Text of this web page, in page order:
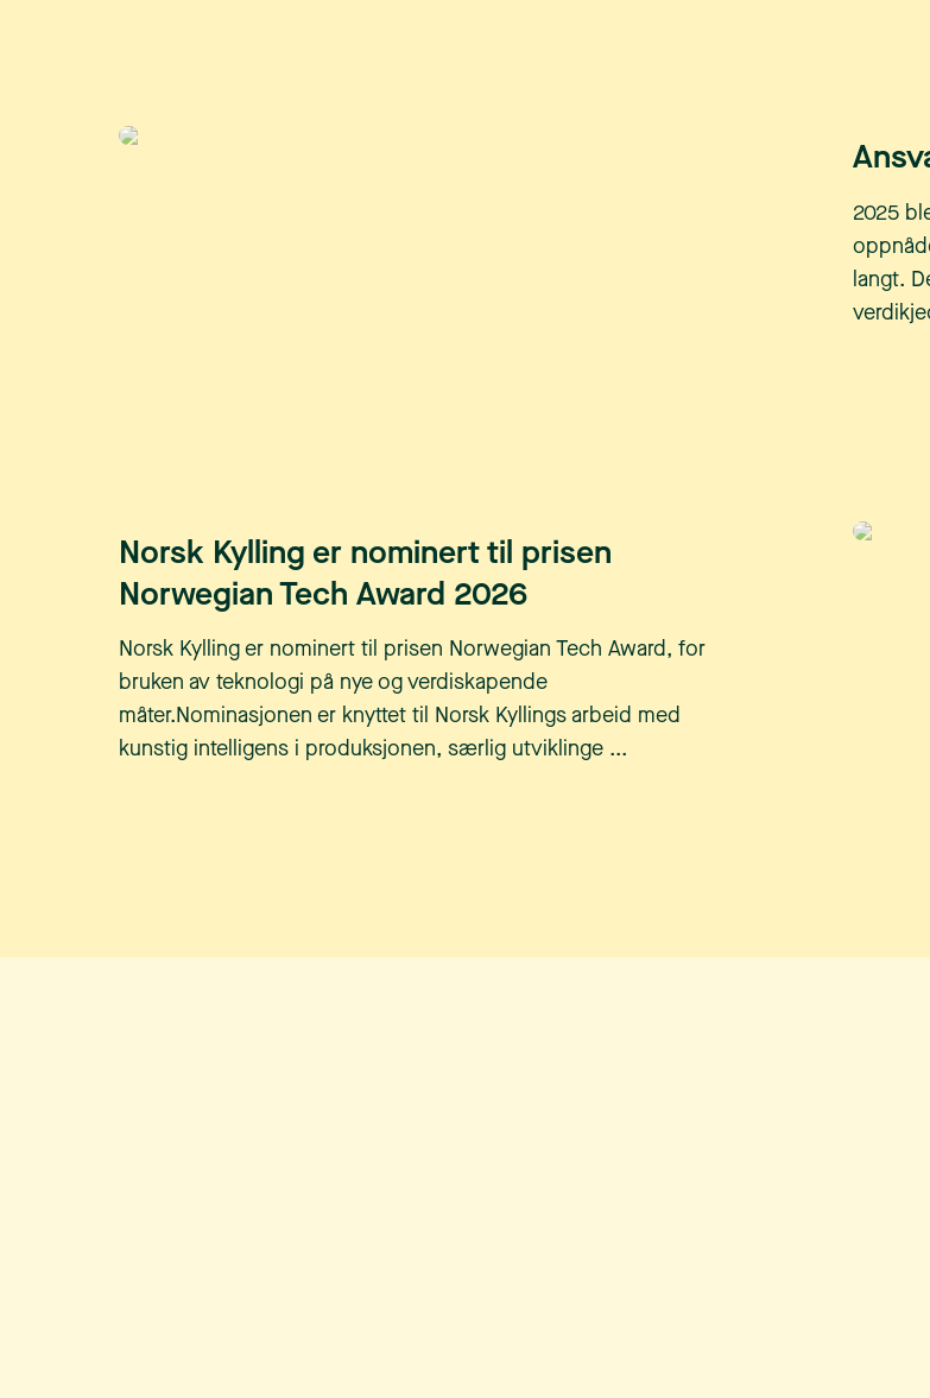
2025
langt.
Norsk Kylling er nominert til prisen
Norwegian Tech Award 2026
Norsk Kylling er nominert til prisen Norwegian Tech Award, for
bruken av teknologi på nye og verdiskapende
måter.Nominasjonen er knyttet til Norsk Kyllings arbeid med
kunstig intelligens i produksjonen, særlig utviklinge ...